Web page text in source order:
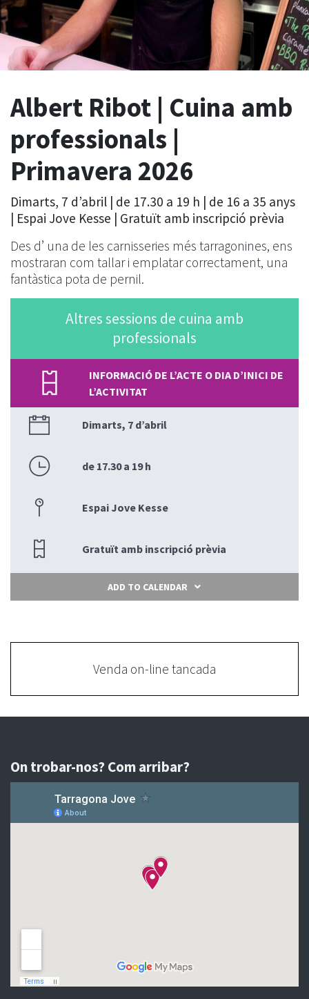
Albert Ribot | Cuina amb
professionals |
Primavera 2026
Dimarts, 7 d’abril | de 17.30 a 19 h | de 16 a 35 anys
| Espai Jove Kesse | Gratuït amb inscripció prèvia
Des d’ una de les carnisseries més tarragonines, ens
mostraran com tallar i emplatar correctament, una
fantàstica pota de pernil.
Altres sessions de cuina amb
professionals
INFORMACIÓ DE L’ACTE O DIA D’INICI DE
L’ACTIVITAT
Dimarts, 7 d’abril
de 17.30 a 19 h
Espai Jove Kesse
Gratuït amb inscripció prèvia
ADD TO CALENDAR
Venda on-line tancada
On trobar-nos? Com arribar?